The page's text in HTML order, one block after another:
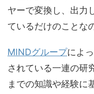
ヤーで変換し、出力
ているだけのことな
MINDグループによ
されている一連の研
までの知識や経験に